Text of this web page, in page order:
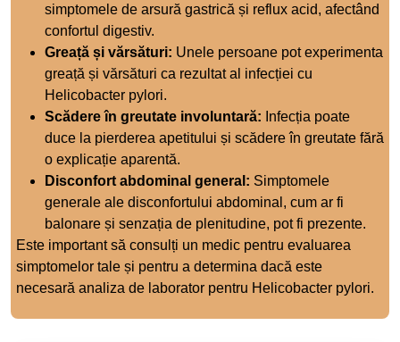
simptomele de arsură gastrică și reflux acid, afectând
confortul digestiv.
Greață și vărsături: Unele persoane pot experimenta
greață și vărsături ca rezultat al infecției cu
Helicobacter pylori.
Scădere în greutate involuntară: Infecția poate
duce la pierderea apetitului și scădere în greutate fără
o explicație aparentă.
Disconfort abdominal general: Simptomele
generale ale disconfortului abdominal, cum ar fi
balonare și senzația de plenitudine, pot fi prezente.
Este important să consulți un medic pentru evaluarea
simptomelor tale și pentru a determina dacă este
necesară analiza de laborator pentru Helicobacter pylori.